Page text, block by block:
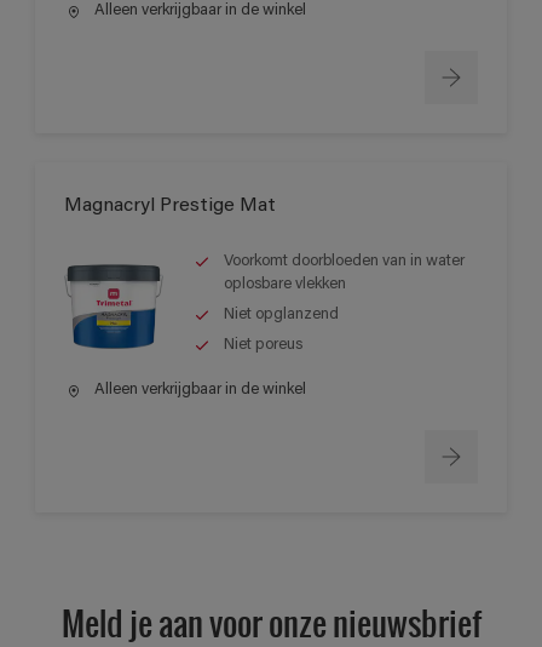
Alleen verkrijgbaar in de winkel
Magnacryl Prestige Mat
Voorkomt doorbloeden van in water
oplosbare vlekken
Niet opglanzend
Niet poreus
Alleen verkrijgbaar in de winkel
Meld je aan voor onze nieuwsbrief